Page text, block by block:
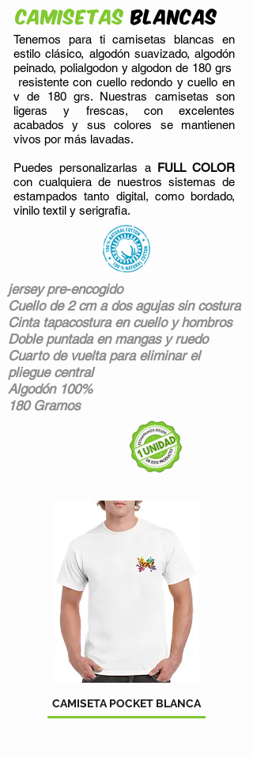
Camisetas Blancas
Tenemos para ti camisetas blancas en
estilo clásico, algodón suavizado, algodón
peinado, polialgodon y algodon de 180 grs
resistente con cuello redondo y cuello en
v de 180 grs. Nuestras camisetas son
ligeras y frescas, con excelentes
acabados y sus colores se mantienen
vivos por más lavadas.
Puedes personalizarlas a FULL COLOR
con cualquiera de nuestros sistemas de
estampados tanto digital, como bordado,
vinilo textil y serigrafia.
jersey pre-encogido
Cuello de 2 cm a dos agujas sin costura
Cinta tapacostura en cuello y hombros
Doble puntada en mangas y ruedo
Cuarto de vuelta para eliminar el
pliegue central
Algodón100%
180 Gramos
CAMISETA POCKET BLANCA